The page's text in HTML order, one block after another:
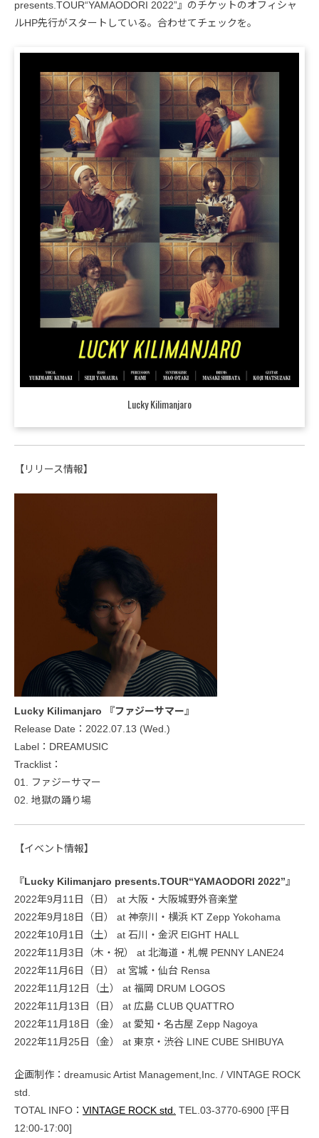
presents.TOUR“YAMAODORI 2022”』のチケットのオフィシャ
ルHP先行がスタートしている。合わせてチェックを。
Lucky Kilimanjaro
【リリース情報】
Lucky Kilimanjaro 『ファジーサマー』
Release Date：2022.07.13 (Wed.)
Label：DREAMUSIC
Tracklist：
01. ファジーサマー
02. 地獄の踊り場
【イベント情報】
『Lucky Kilimanjaro presents.TOUR“YAMAODORI 2022”』
2022年9月11日（日） at 大阪・大阪城野外音楽堂
2022年9月18日（日） at 神奈川・横浜 KT Zepp Yokohama
2022年10月1日（土） at 石川・金沢 EIGHT HALL
2022年11月3日（木・祝） at 北海道・札幌 PENNY LANE24
2022年11月6日（日） at 宮城・仙台 Rensa
2022年11月12日（土） at 福岡 DRUM LOGOS
2022年11月13日（日） at 広島 CLUB QUATTRO
2022年11月18日（金） at 愛知・名古屋 Zepp Nagoya
2022年11月25日（金） at 東京・渋谷 LINE CUBE SHIBUYA
企画制作：dreamusic Artist Management,Inc. / VINTAGE ROCK
std.
TOTAL INFO： VINTAGE ROCK std. TEL.03-3770-6900 [平日
12:00-17:00]